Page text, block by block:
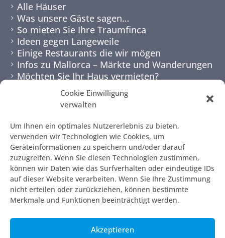
Cookie Einwilligung
verwalten
Um Ihnen ein optimales Nutzererlebnis zu bieten,
verwenden wir Technologien wie Cookies, um
Geräteinformationen zu speichern und/oder darauf
zuzugreifen. Wenn Sie diesen Technologien zustimmen,
können wir Daten wie das Surfverhalten oder eindeutige IDs
auf dieser Website verarbeiten. Wenn Sie Ihre Zustimmung
nicht erteilen oder zurückziehen, können bestimmte
Merkmale und Funktionen beeinträchtigt werden.
Akzeptieren
Alle Häuser
Was unsere Gäste sagen…
So mieten Sie Ihre Traumfinca
Ideen gegen Langeweile
Einige Restaurants die wir mögen
Infos zu Mallorca – Märkte und Wanderungen
Möchten Sie Ihr Haus vermieten?
NEWSLETTER
© 2010 - 2026 | 7mallorca